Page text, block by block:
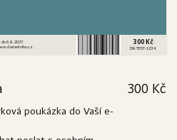
6. 8. 2027.
300 Kč
DK-TEST-1234
300 Kč
poukázka do Vaší e-